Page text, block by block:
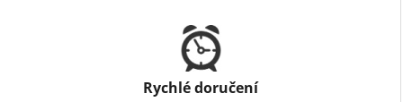
Rychlé doručení